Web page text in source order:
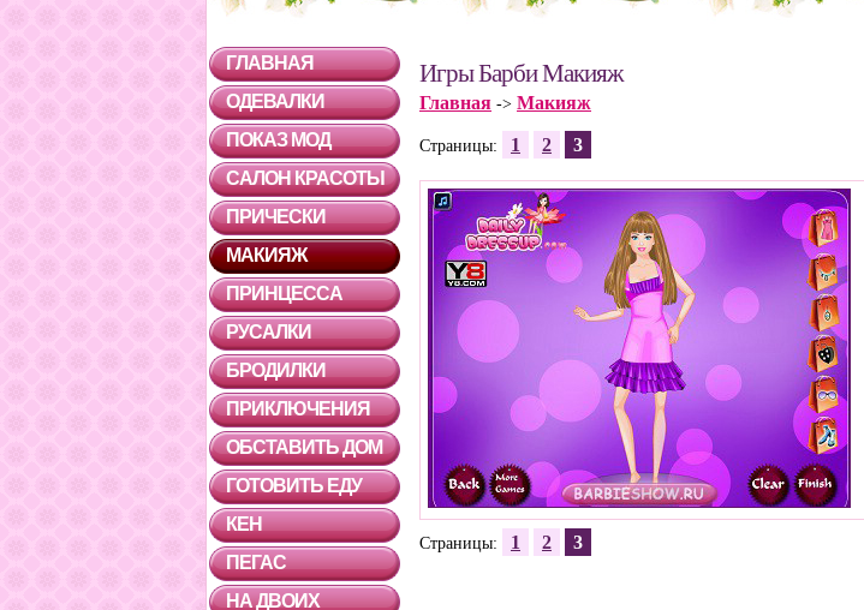
ГЛАВНАЯ
ОДЕВАЛКИ
ПОКАЗ МОД
САЛОН КРАСОТЫ
ПРИЧЕСКИ
МАКИЯЖ
ПРИНЦЕССА
РУСАЛКИ
БРОДИЛКИ
ПРИКЛЮЧЕНИЯ
ОБСТАВИТЬ ДОМ
ГОТОВИТЬ ЕДУ
КЕН
ПЕГАС
НА ДВОИХ
Игры Барби Макияж
Главная -> Макияж
Страницы: 1 2 3
Страницы: 1 2 3